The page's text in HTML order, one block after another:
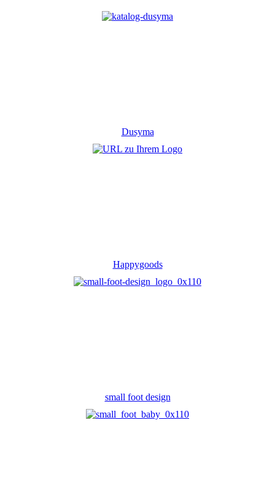
Dusyma
Happygoods
small foot design